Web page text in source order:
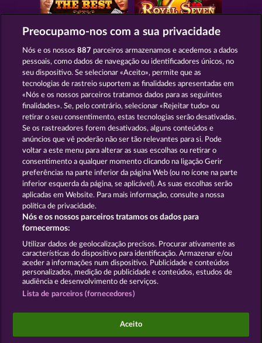
SIMPLY THE BEST ROYAL SEVEN
GOLDEN EI OF
MOORHUHN
FOREVER
DIAMONDS
Mostrar todos os jogos
Termos e Condições
Declaração de Privacidade Marca
Empresa Perguntas frequentes Facebook
Enviar pedido de rescisão
Os jogos do Casino social destinam-se apenas a fins
de entretenimento e não têm qualquer influência
Preocupamo-nos com a sua privacidade
Nós e os nossos887 parceiros armazenamos e acedemos a dados
pessoais, como dados de navegação ou identificadores únicos, no
seu dispositivo. Se selecionar «Aceito», permite que as
tecnologias de rastreio suportem as finalidades apresentadas em
«Nós e os nossos parceiros tratamos dados para as seguintes
finalidades». Se, pelo contrário, selecionar «Rejeitar tudo» ou
retirar o seu consentimento, estas tecnologias serão desativadas.
Se os rastreadores forem desativados, alguns conteúdos e
anúncios que vê poderão não ser tão relevantes para si. Pode
voltar a este menu para alterar as suas escolhas ou retirar o
consentimento a qualquer momento clicando na ligação Gerir
preferências na parte inferior da página Web (ou no ícone na parte
inferior esquerda da página, se aplicável). As suas escolhas serão
aplicadas em Website. Para mais informação, consulte a nossa
política de privacidade.
Nós e os nossos parceiros tratamos os dados para
fornecermos:
Utilizar dados de geolocalização precisos. Procurar ativamente as
características do dispositivo para identificação. Armazenar e/ou
aceder a informações num dispositivo. Publicidade e conteúdos
personalizados, medição de publicidade e conteúdos, estudos de
audiência e desenvolvimento de serviços.
Lista de parceiros (fornecedores)
Aceito